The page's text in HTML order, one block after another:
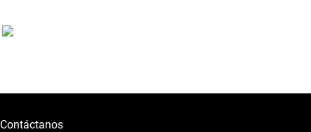
Contáctanos